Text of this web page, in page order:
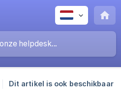
Dit artikel is ook beschikbaar